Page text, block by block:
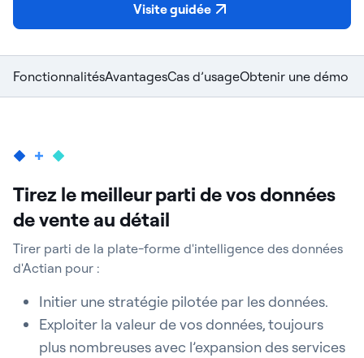
Visite guidée
FonctionnalitésAvantagesCas d’usageObtenir une démo
Tirez le meilleur parti de vos données
de vente au détail
Tirer parti de la plate-forme d'intelligence des données
d'Actian pour :
Initier une stratégie pilotée par les données.
Exploiter la valeur de vos données, toujours
plus nombreuses avec l’expansion des services